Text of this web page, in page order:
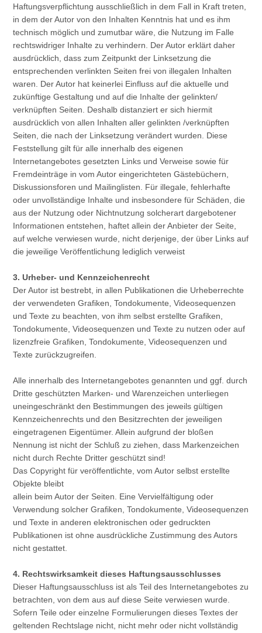
Haftungsverpflichtung ausschließlich in dem Fall in Kraft treten,
in dem der Autor von den Inhalten Kenntnis hat und es ihm
technisch möglich und zumutbar wäre, die Nutzung im Falle
rechtswidriger Inhalte zu verhindern. Der Autor erklärt daher
ausdrücklich, dass zum Zeitpunkt der Linksetzung die
entsprechenden verlinkten Seiten frei von illegalen Inhalten
waren. Der Autor hat keinerlei Einfluss auf die aktuelle und
zukünftige Gestaltung und auf die Inhalte der gelinkten/
verknüpften Seiten. Deshalb distanziert er sich hiermit
ausdrücklich von allen Inhalten aller gelinkten /verknüpften
Seiten, die nach der Linksetzung verändert wurden. Diese
Feststellung gilt für alle innerhalb des eigenen
Internetangebotes gesetzten Links und Verweise sowie für
Fremdeinträge in vom Autor eingerichteten Gästebüchern,
Diskussionsforen und Mailinglisten. Für illegale, fehlerhafte
oder unvollständige Inhalte und insbesondere für Schäden, die
aus der Nutzung oder Nichtnutzung solcherart dargebotener
Informationen entstehen, haftet allein der Anbieter der Seite,
auf welche verwiesen wurde, nicht derjenige, der über Links auf
die jeweilige Veröffentlichung lediglich verweist
3. Urheber- und Kennzeichenrecht
Der Autor ist bestrebt, in allen Publikationen die Urheberrechte
der verwendeten Grafiken, Tondokumente, Videosequenzen
und Texte zu beachten, von ihm selbst erstellte Grafiken,
Tondokumente, Videosequenzen und Texte zu nutzen oder auf
lizenzfreie Grafiken, Tondokumente, Videosequenzen und
Texte zurückzugreifen.
Alle innerhalb des Internetangebotes genannten und ggf. durch
Dritte geschützten Marken- und Warenzeichen unterliegen
uneingeschränkt den Bestimmungen des jeweils gültigen
Kennzeichenrechts und den Besitzrechten der jeweiligen
eingetragenen Eigentümer. Allein aufgrund der bloßen
Nennung ist nicht der Schluß zu ziehen, dass Markenzeichen
nicht durch Rechte Dritter geschützt sind!
Das Copyright für veröffentlichte, vom Autor selbst erstellte
Objekte bleibt
allein beim Autor der Seiten. Eine Vervielfältigung oder
Verwendung solcher Grafiken, Tondokumente, Videosequenzen
und Texte in anderen elektronischen oder gedruckten
Publikationen ist ohne ausdrückliche Zustimmung des Autors
nicht gestattet.
4. Rechtswirksamkeit dieses Haftungsausschlusses
Dieser Haftungsausschluss ist als Teil des Internetangebotes zu
betrachten, von dem aus auf diese Seite verwiesen wurde.
Sofern Teile oder einzelne Formulierungen dieses Textes der
geltenden Rechtslage nicht, nicht mehr oder nicht vollständig